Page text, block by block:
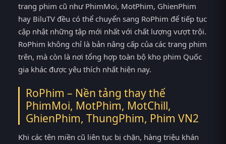
trang phim cũ như PhimMoi, MotPhim, GhienPhim
hay BiluTV đều có thể chuyển sang RoPhim để tiếp tục
cập nhật những tập mới nhất với chất lượng vượt trội.
RoPhim không chỉ là bản nâng cấp của các trang phim
trên, mà còn là nơi tổng hợp toàn bộ kho phim Quốc
gia khác được yêu thích nhất hiện nay.
RoPhim – Nền tảng thay thế
PhimMoi, MotPhim, MotChill,
GhienPhim, ThungPhim, Phim VN2
Khi các tên miền cũ liên tục bị chặn, hàng triệu khán